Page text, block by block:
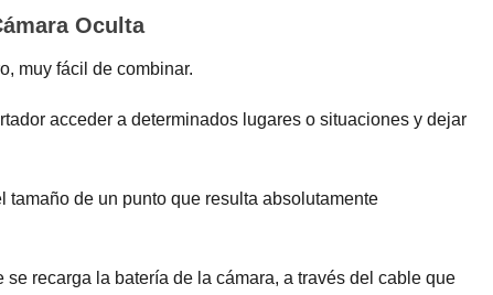
Oculta
muy fácil de combinar.
acceder a determinados lugares o situaciones y dejar
tamaño de un punto que resulta absolutamente
recarga la batería de la cámara, a través del cable que